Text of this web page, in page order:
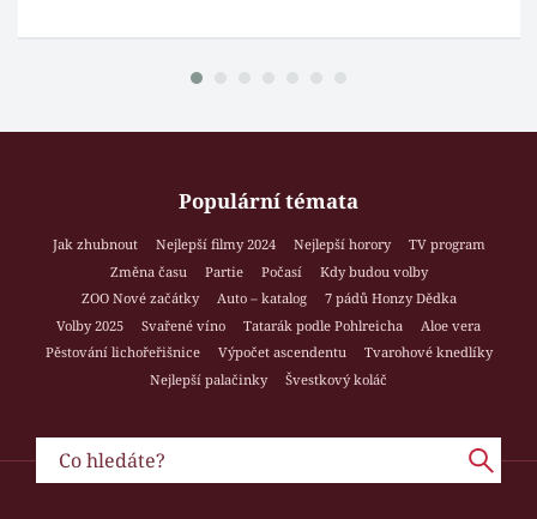
Populární témata
Jak zhubnout Nejlepší filmy 2024 Nejlepší horory
TV program
Změna času
Partie Počasí
Kdy budou volby
ZOO Nové začátky
Auto – katalog
7 pádů Honzy Dědka
Volby 2025
Svařené víno Tatarák podle Pohlreicha
Aloe vera
Pěstování lichořeřišnice
Výpočet ascendentu
Tvarohové knedlíky
Nejlepší palačinky
Švestkový koláč